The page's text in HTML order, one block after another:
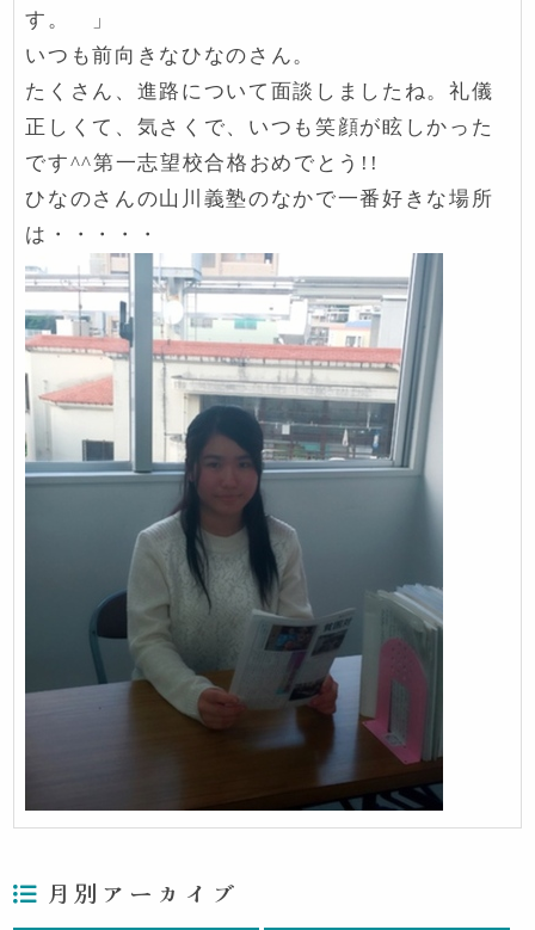
す。 」
いつも前向きなひなのさん。
たくさん、進路について面談しましたね。礼儀
正しくて、気さくで、いつも笑顔が眩しかった
です^^第一志望校合格おめでとう!!
ひなのさんの山川義塾のなかで一番好きな場所
は・・・・・
月別アーカイブ